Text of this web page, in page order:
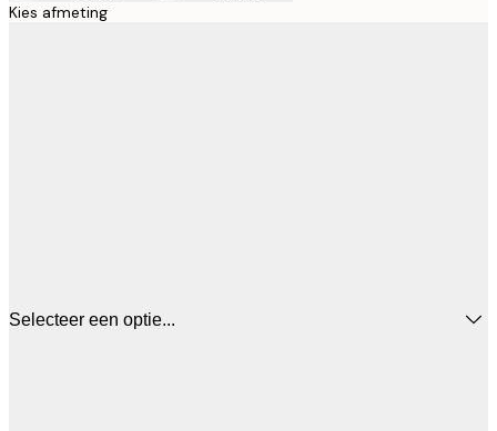
Kies afmeting
Selecteer een optie...